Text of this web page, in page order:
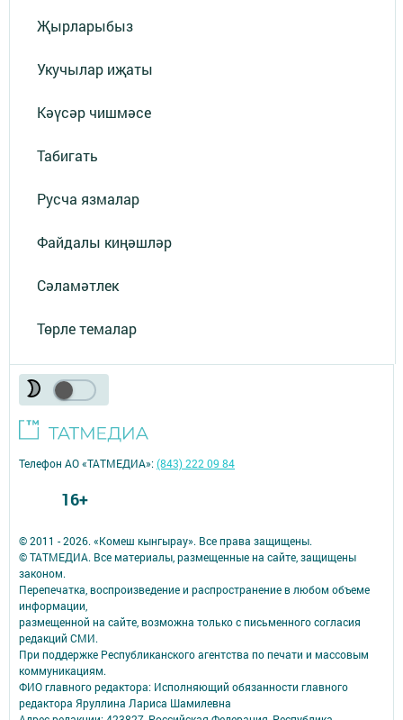
Җырларыбыз
Укучылар иҗаты
Кәүсәр чишмәсе
Табигать
Русча язмалар
Файдалы киңәшләр
Сәламәтлек
Төрле темалар
© 2011 - 2026. «Комеш кынгырау». Все права защищены.
© ТАТМЕДИА. Все материалы, размещенные на сайте, защищены
законом.
Перепечатка, воспроизведение и распространение в любом объеме
информации,
размещенной на сайте, возможна только с письменного согласия
редакций СМИ.
При поддержке Республиканского агентства по печати и массовым
коммуникациям.
ФИО главного редактора: Исполняющий обязанности главного
редактора Яруллина Лариса Шамилевна
Телефон АО «ТАТМЕДИА»:(843) 222 09 84
16+